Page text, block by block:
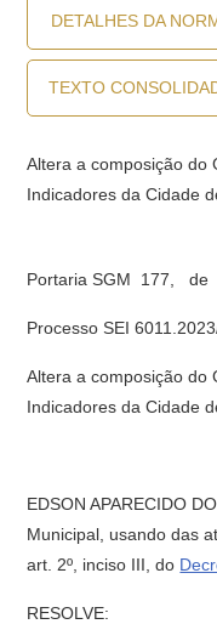
DETALHES DA
TEXTO
Altera a composição do
Indicadores da Cidade
Portaria SGM 177, de
Processo SEI
Altera a composição do
Indicadores da Cidade
EDSON APARECIDO
Municipal, usando das
art. 2º, inciso III, do
RESOLVE: